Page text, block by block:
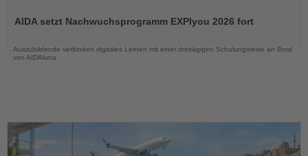
die
AIDA setzt Nachwuchsprogramm EXPIyou 2026 fort
Auszubildende verbinden digitales Lernen mit einer dreitägigen Schulungsreise an Bord
von AIDAluna